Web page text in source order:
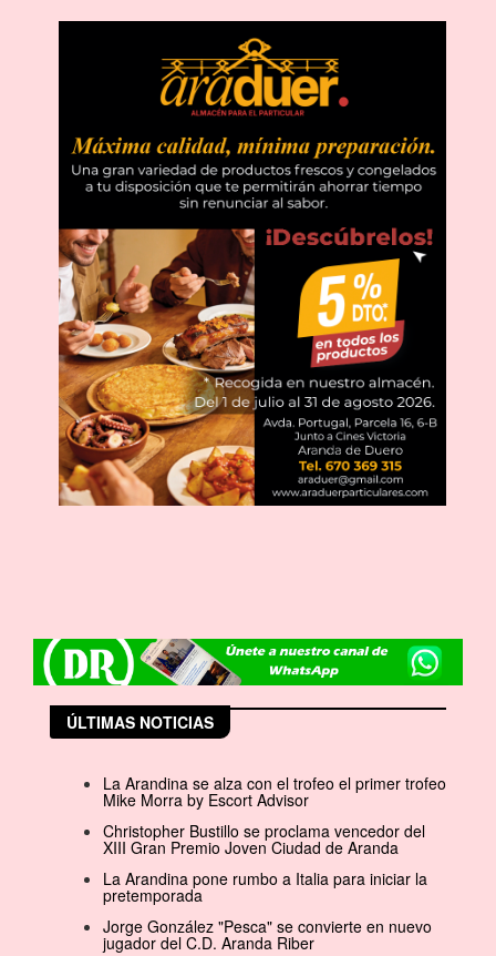
ÚLTIMAS NOTICIAS
La Arandina se alza con el trofeo el primer trofeo
Mike Morra by Escort Advisor
Christopher Bustillo se proclama vencedor del
XIII Gran Premio Joven Ciudad de Aranda
La Arandina pone rumbo a Italia para iniciar la
pretemporada
Jorge González "Pesca" se convierte en nuevo
jugador del C.D. Aranda Riber